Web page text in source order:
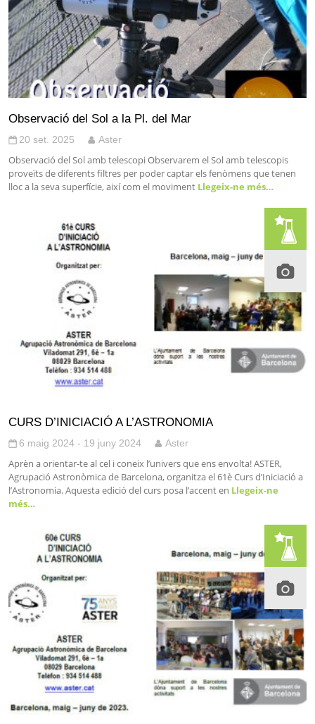
Observació del Sol a la Pl. del Mar
20 set. 2025 Aster
Observació del Sol amb telescopi Observarem el Sol amb telescopis
proveïts de diferents filtres per poder captar els fenòmens que tenen
lloc a la seva superfície, així com el moviment Llegeix-ne més…
CURS D’INICIACIÓ A L’ASTRONOMIA
6 maig 2024 - 19 juny 2024 Aster
Aprèn a orientar-te al cel i coneix l’univers que ens envolta! ASTER,
Agrupació Astronòmica de Barcelona, organitza el 61è Curs d’Iniciació a
l’Astronomia. Aquesta edició del curs posa l’accent en Llegeix-ne
més…